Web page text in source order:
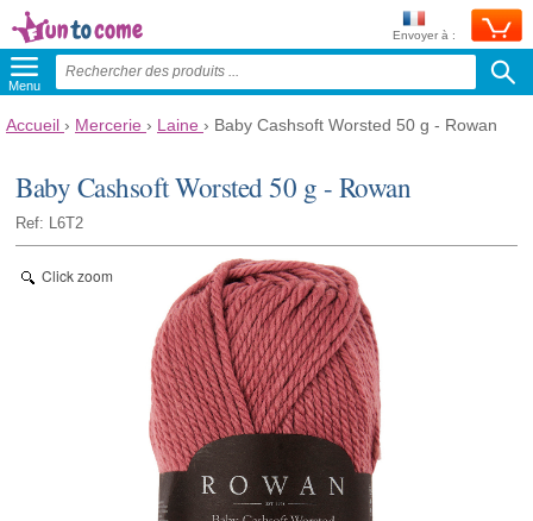
Envoyer à :
Menu
Accueil › Mercerie › Laine › Baby Cashsoft Worsted 50 g - Rowan
Baby Cashsoft Worsted 50 g - Rowan
Ref: L6T2
Click zoom